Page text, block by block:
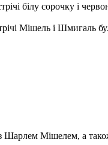
білу сорочку і
Мішель і Шмигаль
Шарлем Мішелем, а